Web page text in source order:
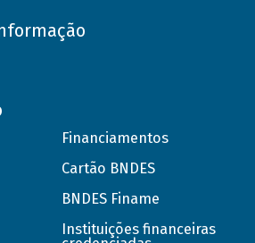
Financiamentos
Cartão BNDES
BNDES Finame
Instituições financeiras